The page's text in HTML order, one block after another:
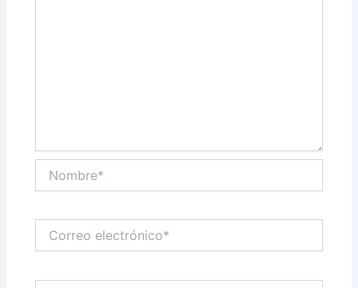
electrónico*